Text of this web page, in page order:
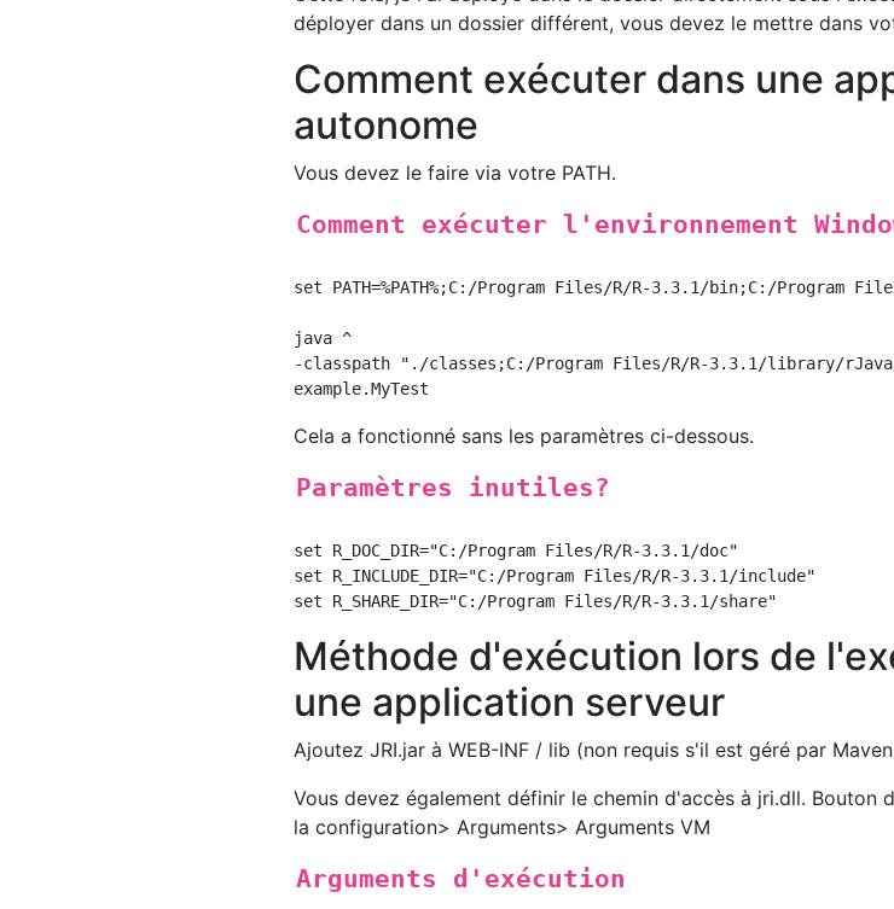
déployer dans un dossier différent, vous devez le mettre dans
Comment exécuter dans une
autonome
Vous devez le faire via votre PATH.
Comment exécuter l'environnement
set PATH=%PATH%;C:/Program Files/R/R-3.3.1/bin;C:/
java ^
-classpath "./classes;C:/Program Files/R/R-3.3.1/library/
Cela a fonctionné sans les paramètres ci-dessous.
Paramètres inutiles?
set R_DOC_DIR="C:/Program Files/R/R-3.3.1/doc"
set R_INCLUDE_DIR="C:/Program Files/R/R-3.3.1/include"
Méthode d'exécution lors de
une application serveur
Ajoutez JRI.jar à WEB-INF / lib (non requis s'il est géré par
Vous devez également définir le chemin d'accès à jri.dll. Bouton
la configuration> Arguments> Arguments VM
Arguments d'exécution